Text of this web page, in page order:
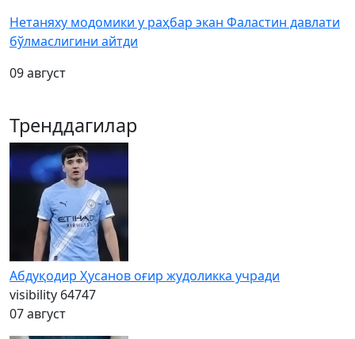
Нетаняху модомики у раҳбар экан Фаластин давлати
бўлмаслигини айтди
09 август
Тренддагилар
Абдуқодир Ҳусанов оғир жудоликка учради
visibility 64747
07 август